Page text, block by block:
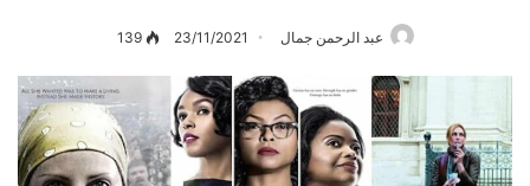
عبد الرحمن جمال 23/11/2021
139